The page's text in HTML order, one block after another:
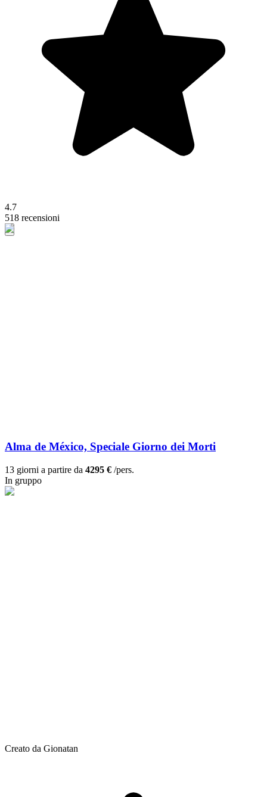
4.7
518 recensioni
Alma de México, Speciale Giorno dei Morti
13 giorni a partire da 4295 € /pers.
In gruppo
Creato da Gionatan